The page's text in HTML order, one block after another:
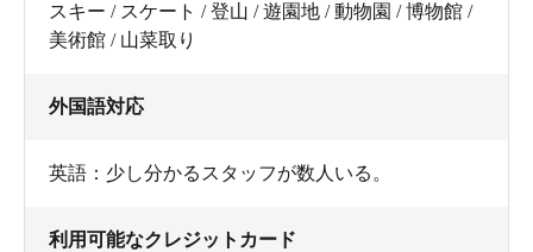
スキー / スケート / 登山 / 遊園地 / 動物園 / 博物館 /
美術館 / 山菜取り
外国語対応
英語：少し分かるスタッフが数人いる。
利用可能なクレジットカード